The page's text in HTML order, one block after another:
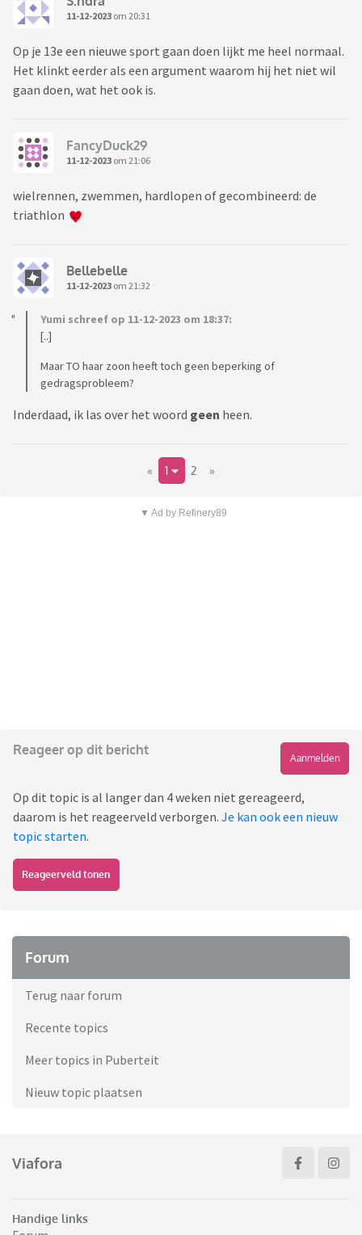
11-12-2023 om 20:31
Op je 13e een nieuwe sport gaan doen lijkt me heel normaal.
Het klinkt eerder als een argument waarom hij het niet wil
gaan doen, wat het ook is.
FancyDuck29
11-12-2023 om 21:06
wielrennen, zwemmen, hardlopen of gecombineerd: de
triathlon
Bellebelle
11-12-2023 om 21:32
Yumi schreef op 11-12-2023 om 18:37:
[..]
Maar TO haar zoon heeft toch geen beperking of
gedragsprobleem?
Inderdaad, ik las over het woord geen heen.
« 1 2 »
▼ Ad by Refinery89
Reageer op dit bericht
Aanmelden
Op dit topic is al langer dan 4 weken niet gereageerd,
daarom is het reageerveld verborgen. Je kan ook een nieuw
topic starten.
Reageerveld tonen
Forum
Terug naar forum
Recente topics
Meer topics in Puberteit
Nieuw topic plaatsen
Viafora
Handige links